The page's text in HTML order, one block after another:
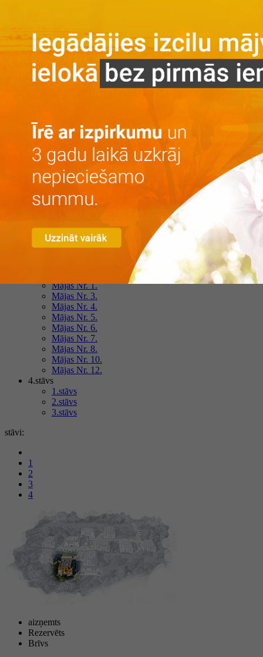
Par projektu
Par projektu
Vieta
Galerija
Privātuma politika
Iegāde
Kontakti
RU
+371 25 743 115
Izvēlēties dzīvokli
Mājas Nr. 1.
Mājas Nr. 3.
Mājas Nr. 4.
Mājas Nr. 5.
Mājas Nr. 6.
Mājas Nr. 7.
Mājas Nr. 8.
Mājas Nr. 10.
Mājas Nr. 12.
4.stāvs
1.stāvs
2.stāvs
3.stāvs
stāvi:
1
2
3
4
aizņemts
Rezervēts
Brīvs